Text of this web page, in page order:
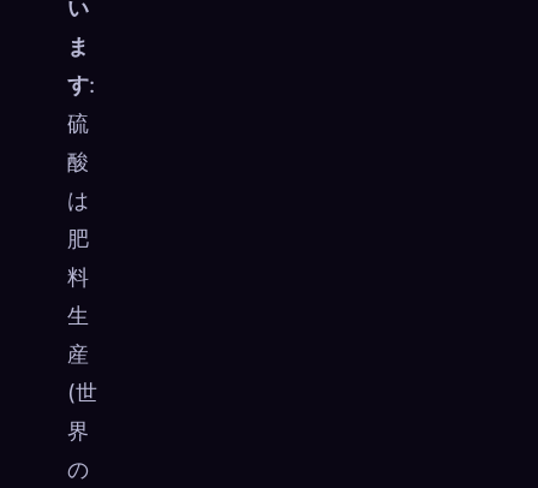
い
ま
す:
硫
酸
は
肥
料
生
産
(世
界
の